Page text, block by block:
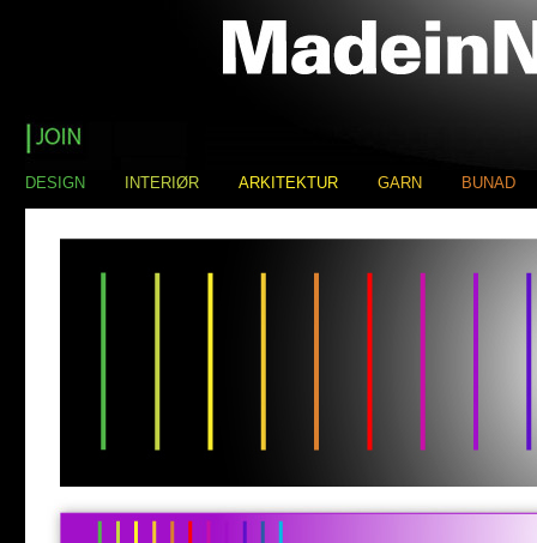
DESIGN INTERIØR ARKITEKTUR GARN BUNAD